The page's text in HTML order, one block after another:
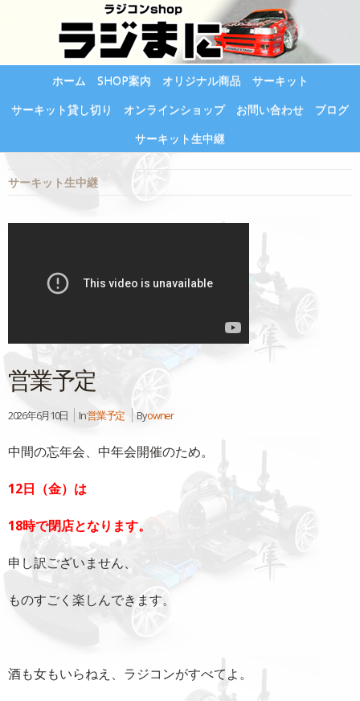
ホーム SHOP案内 オリジナル商品
サーキット
サーキット貸し切り
オンラインショップ お問い合わせ
ブログ
サーキット生中継
サーキット生中継
営業予定
2026年6月10日 In営業予定 Byowner
中間の忘年会、中年会開催のため。
12日（金）は
18時で閉店となります。
申し訳ございません、
ものすごく楽しんできます。
酒も女もいらねえ、ラジコンがすべてよ。